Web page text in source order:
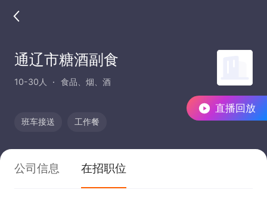
直播回放
通辽市糖酒副食
10-30人 食品、烟、酒
班车接送 工作餐
公司信息 在招职位